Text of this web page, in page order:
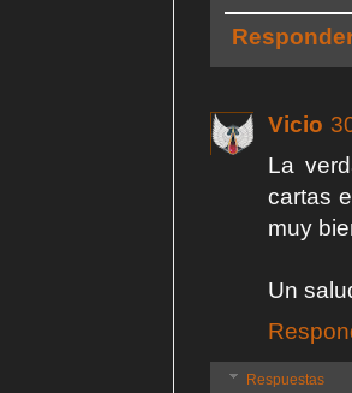
Vicio
La
cartas
muy
Un
Respuestas